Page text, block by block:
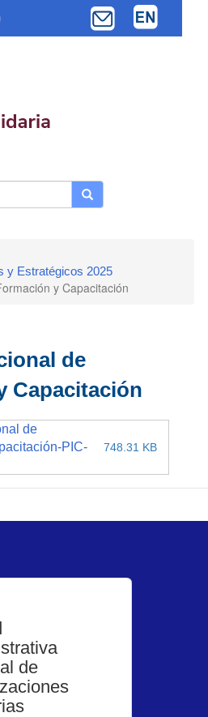
Buscar
y Estratégicos 2025
y Capacitación
de
Capacitación
de
PIC-
748.31 KB
de